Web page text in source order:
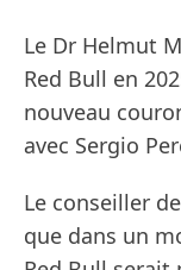
Le Dr Helmut
Red Bull en
nouveau
avec Sergio
Le conseiller
que dans un